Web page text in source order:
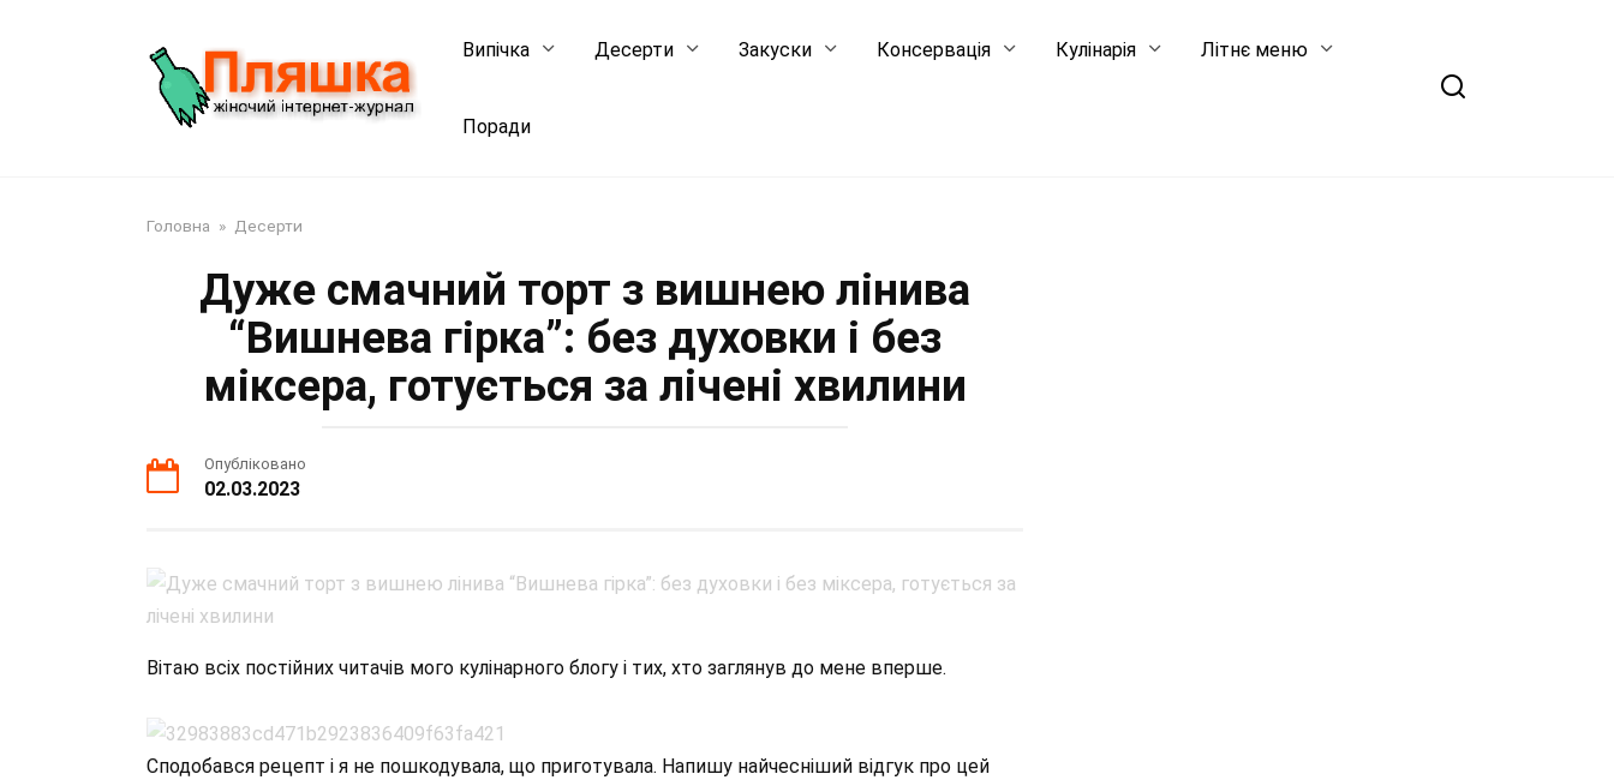
Випічка Десерти Закуски Консервація Кулінарія Літнє меню
Поради
Головна » Десерти
Дуже смачний торт з вишнею лінива
“Вишнева гірка”: без духовки і без
міксера, готується за лічені хвилини
Опубліковано
02.03.2023
Вітаю всіх постійних читачів мого кулінарного блогу і тих, хто заглянув до мене вперше.
Сподобався рецепт і я не пошкодувала, що приготувала. Напишу найчесніший відгук про цей